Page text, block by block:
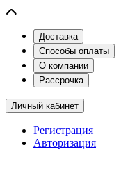
Доставка
Способы оплаты
О компании
Рассрочка
Личный кабинет
Регистрация
Авторизация